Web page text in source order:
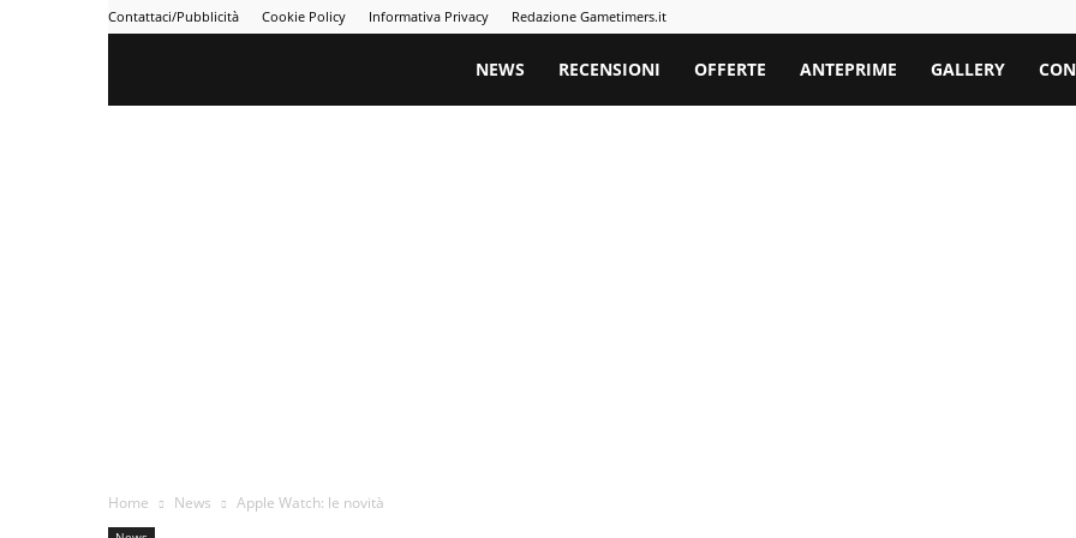
Contattaci/Pubblicità Cookie Policy Informativa Privacy Redazione Gametimers.it
Gametimers
NEWS RECENSIONI OFFERTE ANTEPRIME GALLERY
Home News Apple Watch: le novità